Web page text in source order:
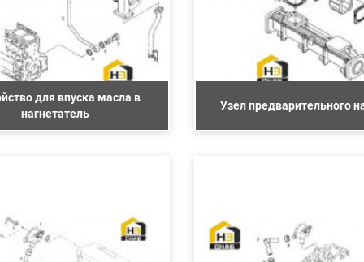
для впуска масла в
нагнетатель
Узел предварительного